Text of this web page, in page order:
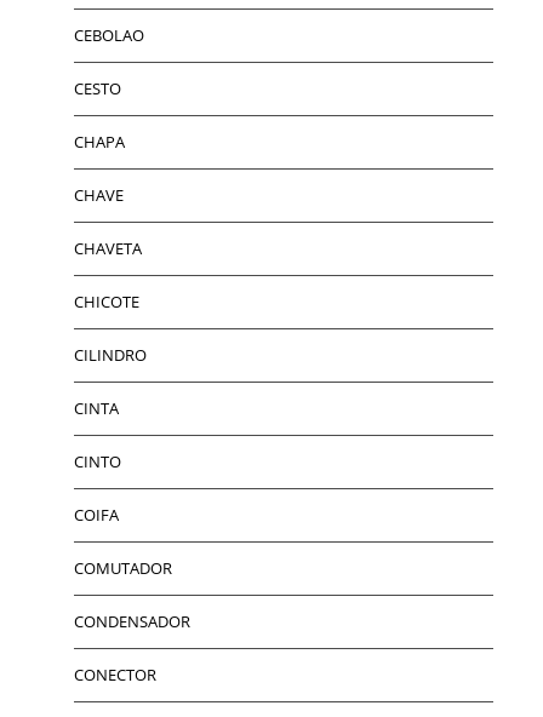
CEBOLAO
CESTO
CHAPA
CHAVE
CHAVETA
CHICOTE
CILINDRO
CINTA
CINTO
COIFA
COMUTADOR
CONDENSADOR
CONECTOR